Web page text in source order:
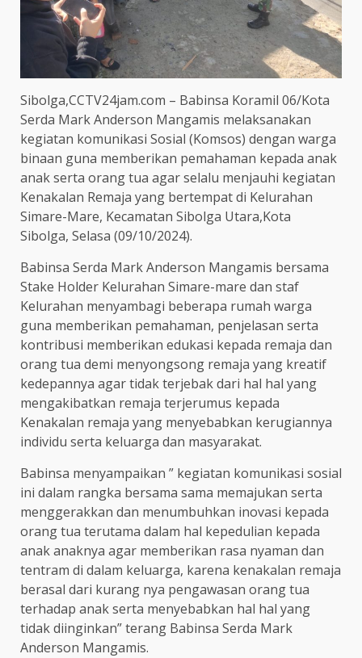
Sibolga,CCTV24jam.com – Babinsa Koramil 06/Kota
Serda Mark Anderson Mangamis melaksanakan
kegiatan komunikasi Sosial (Komsos) dengan warga
binaan guna memberikan pemahaman kepada anak
anak serta orang tua agar selalu menjauhi kegiatan
Kenakalan Remaja yang bertempat di Kelurahan
Simare-Mare, Kecamatan Sibolga Utara,Kota
Sibolga, Selasa (09/10/2024).
Babinsa Serda Mark Anderson Mangamis bersama
Stake Holder Kelurahan Simare-mare dan staf
Kelurahan menyambagi beberapa rumah warga
guna memberikan pemahaman, penjelasan serta
kontribusi memberikan edukasi kepada remaja dan
orang tua demi menyongsong remaja yang kreatif
kedepannya agar tidak terjebak dari hal hal yang
mengakibatkan remaja terjerumus kepada
Kenakalan remaja yang menyebabkan kerugiannya
individu serta keluarga dan masyarakat.
Babinsa menyampaikan ” kegiatan komunikasi sosial
ini dalam rangka bersama sama memajukan serta
menggerakkan dan menumbuhkan inovasi kepada
orang tua terutama dalam hal kepedulian kepada
anak anaknya agar memberikan rasa nyaman dan
tentram di dalam keluarga, karena kenakalan remaja
berasal dari kurang nya pengawasan orang tua
terhadap anak serta menyebabkan hal hal yang
tidak diinginkan” terang Babinsa Serda Mark
Anderson Mangamis.